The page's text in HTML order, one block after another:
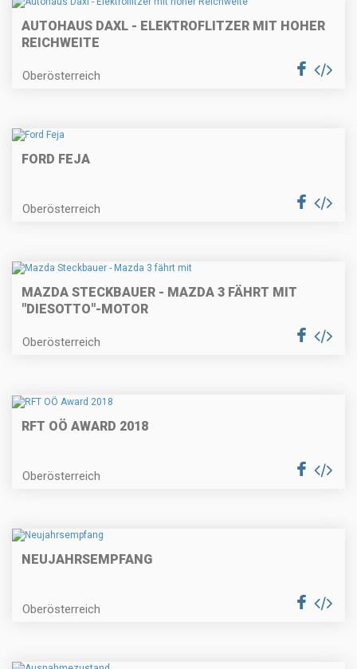
AUTOHAUS DAXL - ELEKTROFLITZER MIT HOHER
REICHWEITE
Oberösterreich
FORD FEJA
Oberösterreich
MAZDA STECKBAUER - MAZDA 3 FÄHRT MIT
"DIESOTTO"-MOTOR
Oberösterreich
RFT OÖ AWARD 2018
Oberösterreich
NEUJAHRSEMPFANG
Oberösterreich